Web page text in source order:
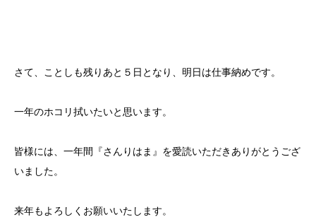
さて、ことしも残りあと５日となり、明日は仕事納めです。
一年のホコリ拭いたいと思います。
皆様には、一年間『さんりはま』を愛読いただきありがとうござ
いました。
来年もよろしくお願いいたします。